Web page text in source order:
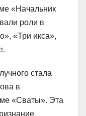
«Начальник
роли в
«Три икса»,
стала
в
«Сваты». Эта